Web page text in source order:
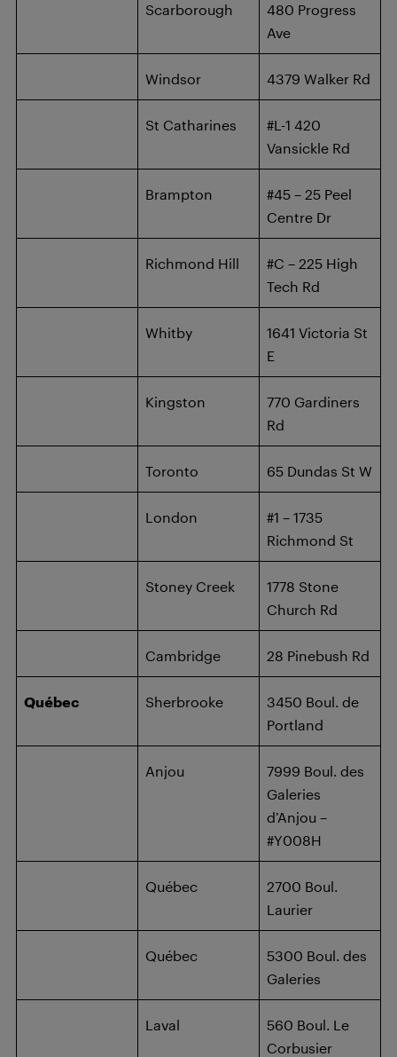
Scarborough
480 Progress
Ave
Windsor 4379 Walker Rd
St Catharines
#L-1 420
Vansickle Rd
Brampton
#45 – 25 Peel
Centre Dr
Richmond Hill
#C – 225 High
Tech Rd
Whitby
1641 Victoria St
E
Kingston
770 Gardiners
Rd
Toronto 65 Dundas St W
London
#1 – 1735
Richmond St
Stoney Creek
1778 Stone
Church Rd
Cambridge 28 Pinebush Rd
Québec Sherbrooke
3450 Boul. de
Portland
Anjou
7999 Boul. des
Galeries
d’Anjou –
#Y008H
Québec
2700 Boul.
Laurier
Québec
5300 Boul. des
Galeries
Laval
560 Boul. Le
Corbusier